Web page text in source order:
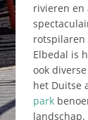
rivieren en
rotspilaren
Elbedal is
ook
het Duitse
park
landschap.